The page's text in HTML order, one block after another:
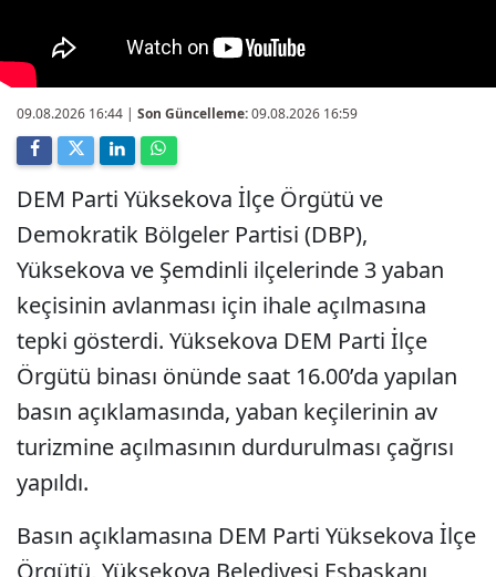
09.08.2026 16:44 | Son Güncelleme:09.08.2026 16:59
DEM Parti Yüksekova İlçe Örgütü ve
Demokratik Bölgeler Partisi (DBP),
Yüksekova ve Şemdinli ilçelerinde 3 yaban
keçisinin avlanması için ihale açılmasına
tepki gösterdi. Yüksekova DEM Parti İlçe
Örgütü binası önünde saat 16.00’da yapılan
basın açıklamasında, yaban keçilerinin av
turizmine açılmasının durdurulması çağrısı
yapıldı.
Basın açıklamasına DEM Parti Yüksekova İlçe
Örgütü, Yüksekova Belediyesi Eşbaşkanı